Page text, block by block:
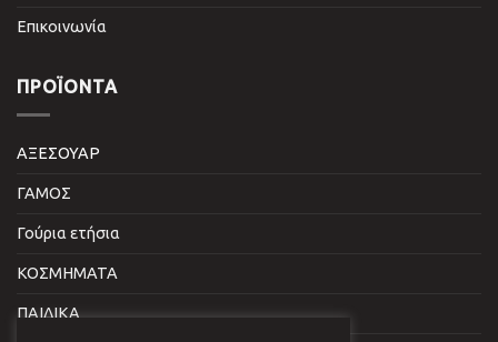
Επικοινωνία
ΠΡΟΪΌΝΤΑ
ΑΞΕΣΟΥΑΡ
ΓΑΜΟΣ
Γούρια ετήσια
ΚΟΣΜΗΜΑΤΑ
ΠΑΙΔΙΚΑ